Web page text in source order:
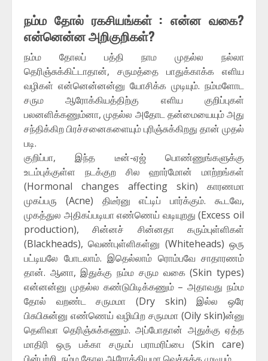
நம்ம தோல் ரகசியங்கள் : என்ன வகை?
என்னென்ன அறிகுறிகள்?
நம்ம தோலப் பத்தி நாம முதல்ல நல்லா
தெரிஞ்சுக்கிட்டாதான், சருமத்தை பாதுக்காக்க எளிய
வழிகள் என்னென்னன்னு யோசிக்க முடியும். நம்மளோட
சரும ஆரோக்கியத்திற்கு எளிய குறிப்புகள்
பலனளிக்கணும்னா, முதல்ல அதோட தன்மையையும் அது
சந்திக்கிற பிரச்சனைகளையும் புரிஞ்சுக்கிறது தான் முதல்
படி.
குறிப்பா, இந்த டீன்-ஏஜ் பொண்ணுங்களுக்கு
உடம்புக்குள்ள நடக்குற சில ஹார்மோன் மாற்றங்கள்
(Hormonal changes affecting skin) காரணமா
முகப்பரு (Acne) திடீர்னு எட்டிப் பார்க்கும். கூடவே,
முகத்துல அதிகப்படியா எண்ணெய் வடியுறது (Excess oil
production), சின்னச் சின்னதா கரும்புள்ளிகள்
(Blackheads), வெண்புள்ளிகள்னு (Whiteheads) ஒரு
பட்டியலே போடலாம். இதெல்லாம் ரொம்பவே சாதாரணம்
தான். ஆனா, இதுக்கு நம்ம சரும வகை (Skin types)
என்னன்னு முதல்ல கண்டுபிடிக்கணும் – அதாவது நம்ம
தோல் வறண்ட சருமமா (Dry skin) இல்ல ஒரே
பிசுபிசுன்னு எண்ணெய் வழியிற சருமமா (Oily skin)ன்னு
தெளிவா தெரிஞ்சுக்கணும். அப்போதான் அதுக்கு ஏத்த
மாதிரி ஒரு பக்கா சருமப் பராமரிப்பை (Skin care)